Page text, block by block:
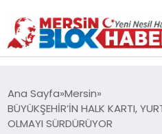
SAĞLIK
Ana Sayfa Mersin
BÜYÜKŞEHİR’İN HALK KARTI,
OLMAYI SÜRDÜRÜYOR